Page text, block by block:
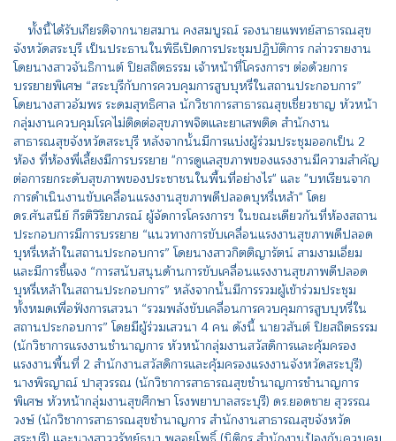
ทั้งนี้ได้รับเกียรติจากนายสมาน คงสมบูรณ์ รองนายแพทย์สาธารณสุข
จังหวัดสระบุรี เป็นประธานในพิธีเปิดการประชุมปฏิบัติการ กล่าวรายงาน
โดยนางสาวจันธิกานต์ ปิยสถิตธรรม เจ้าหน้าที่โครงการฯ ต่อด้วยการ
บรรยายพิเศษ “สระบุรีกับการควบคุมการสูบบุหรี่ในสถานประกอบการ”
โดยนางสาวอัมพร ระดมสุทธิศาล นักวิชาการสาธารณสุขเชี่ยวชาญ หัวหน้า
กลุ่มงานควบคุมโรคไม่ติดต่อสุขภาพจิตและยาเสพติด สำนักงาน
สาธารณสุขจังหวัดสระบุรี หลังจากนั้นมีการแบ่งผู้ร่วมประชุมออกเป็น 2
ห้อง ที่ห้องพี่เลี้ยงมีการบรรยาย "การดูแลสุขภาพของแรงงานมีความสำคัญ
ต่อการยกระดับสุขภาพของประชาชนในพื้นที่อย่างไร" และ "บทเรียนจาก
การดำเนินงานขับเคลื่อนแรงงานสุขภาพดีปลอดบุหรี่เหล้า" โดย
ดร.ศันสนีย์ กีรติวิริยาภรณ์ ผู้จัดการโครงการฯ ในขณะเดียวกันที่ห้องสถาน
ประกอบการมีการบรรยาย “แนวทางการขับเคลื่อนแรงงานสุขภาพดีปลอด
บุหรี่เหล้าในสถานประกอบการ” โดยนางสาวกิตติญารัตน์ สามงามเอี่ยม
และมีการชี้แจง “การสนับสนุนด้านการขับเคลื่อนแรงงานสุขภาพดีปลอด
บุหรี่เหล้าในสถานประกอบการ” หลังจากนั้นมีการรวมผู้เข้าร่วมประชุม
ทั้งหมดเพื่อฟังการเสวนา “รวมพลังขับเคลื่อนการควบคุมการสูบบุหรี่ใน
สถานประกอบการ” โดยมีผู้ร่วมเสวนา 4 คน ดังนี้ นายวสันต์ ปิยสถิตธรรม
(นักวิชาการแรงงานชำนาญการ หัวหน้ากลุ่มงานสวัสดิการและคุ้มครอง
แรงงานพื้นที่ 2 สำนักงานสวัสดิการและคุ้มครองแรงงานจังหวัดสระบุรี)
นางพิรญาณ์ ปาสุวรรณ (นักวิชาการสาธารณสุขชำนาญการชำนาญการ
พิเศษ หัวหน้ากลุ่มงานสุขศึกษา โรงพยาบาลสระบุรี) ดร.ยอดชาย สุวรรณ
วงษ์ (นักวิชาการสาธารณสุขชำนาญการ สำนักงานสาธารณสุขจังหวัด